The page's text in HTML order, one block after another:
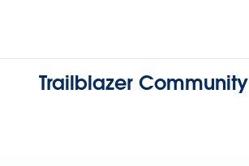
Trailblazer Community